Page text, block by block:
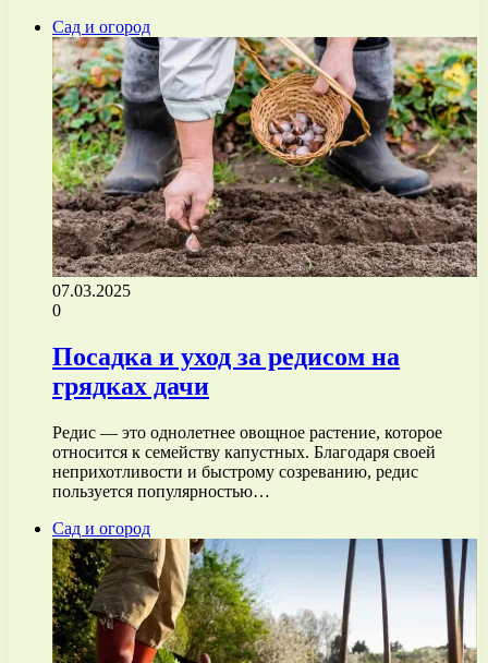
Сад и огород
07.03.2025
0
Посадка и уход за редисом на
грядках дачи
Редис — это однолетнее овощное растение, которое
относится к семейству капустных. Благодаря своей
неприхотливости и быстрому созреванию, редис
пользуется популярностью…
Сад и огород